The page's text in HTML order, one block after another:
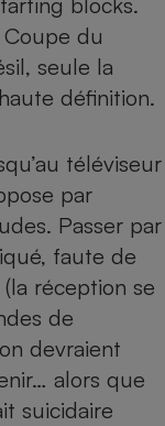
Coupe du
seule la
définition.
téléviseur
par
Passer par
faute de
réception se
de
devraient
alors que
suicidaire